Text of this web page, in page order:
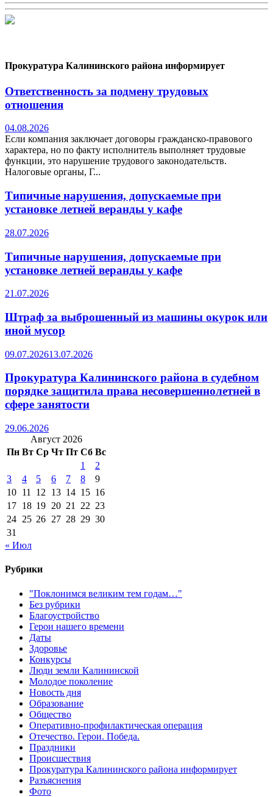
Прокуратура Калининского района информирует
Ответственность за подмену трудовых
отношения
04.08.2026
Если компания заключает договоры гражданско-правового
характера, но по факту исполнитель выполняет трудовые
функции, это нарушение трудового законодательств.
Налоговые органы, Г...
Типичные нарушения, допускаемые при
установке летней веранды у кафе
28.07.2026
Типичные нарушения, допускаемые при
установке летней веранды у кафе
21.07.2026
Штраф за выброшенный из машины окурок или
иной мусор
09.07.202613.07.2026
Прокуратура Калининского района в судебном
порядке защитила права несовершеннолетней в
сфере занятости
29.06.2026
Август 2026
Пн Вт Ср Чт Пт Сб Вс
1
2
3
4 5 6 7 8
9
10 11 12 13 14 15 16
17 18 19 20 21 22 23
24 25 26 27 28 29 30
31
« Июл
Рубрики
"Поклонимся великим тем годам…"
Без рубрики
Благоустройство
Герои нашего времени
Даты
Здоровье
Конкурсы
Люди земли Калининской
Молодое поколение
Новость дня
Образование
Общество
Оперативно-профилактическая операция
Отечество. Герои. Победа.
Праздники
Происшествия
Прокуратура Калининского района информирует
Разъяснения
Фото